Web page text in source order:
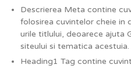
Descrierea Meta contine
folosirea cuvintelor cheie in
urile titlului, deoarece ajuta
siteului si tematica acestuia.
Heading1 Tag contine